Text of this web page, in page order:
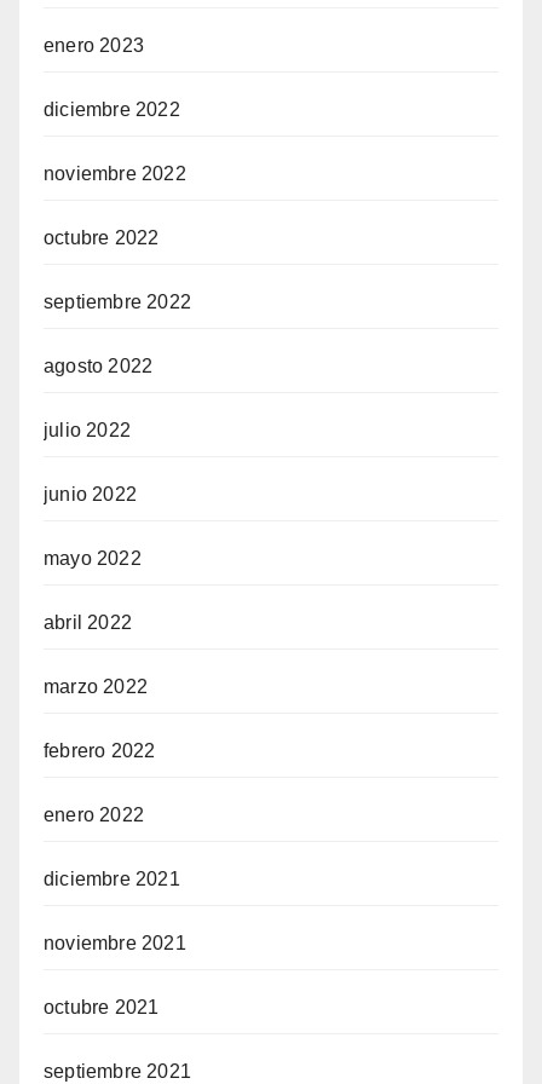
enero 2023
diciembre 2022
noviembre 2022
octubre 2022
septiembre 2022
agosto 2022
julio 2022
junio 2022
mayo 2022
abril 2022
marzo 2022
febrero 2022
enero 2022
diciembre 2021
noviembre 2021
octubre 2021
septiembre 2021